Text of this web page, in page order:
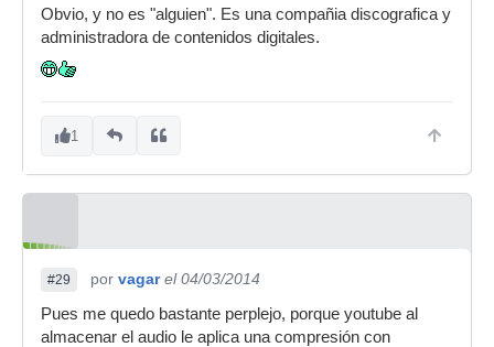
Obvio, y no es "alguien". Es una compañia discografica y
administradora de contenidos digitales.
1
#29 por vagar el 04/03/2014
Pues me quedo bastante perplejo, porque youtube al
almacenar el audio le aplica una compresión con